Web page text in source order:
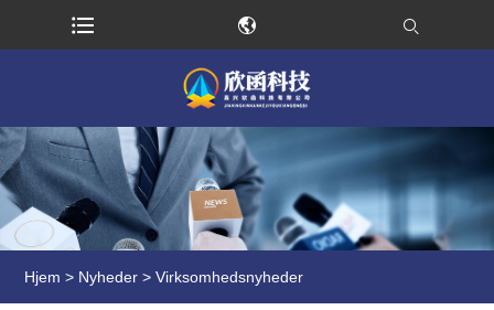
Hjem > Nyheder >Virksomhedsnyheder